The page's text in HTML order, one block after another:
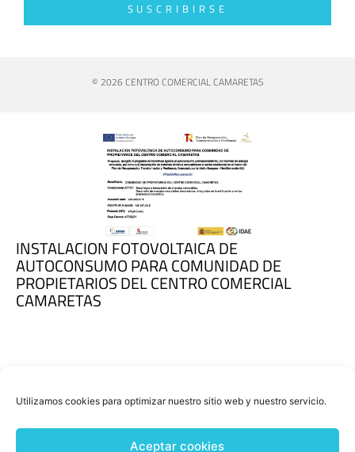
Utilizamos cookies para optimizar nuestro sitio web y nuestro servicio.
Aceptar cookies
SUSCRIBIRSE
© 2026 CENTRO COMERCIAL CAMARETAS
INSTALACION FOTOVOLTAICA DE
AUTOCONSUMO PARA COMUNIDAD DE
PROPIETARIOS DEL CENTRO COMERCIAL
CAMARETAS